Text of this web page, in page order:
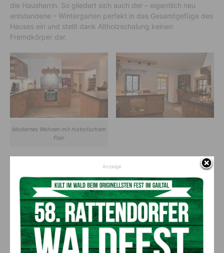
die Hausherrin. So gliedert sich auch der – eigentlich neu
entstandene – Wintergarten perfekt in das Gesamtgefüge des
Hauses ein und stellt dank Altholzschalung keinen
Fremdkörper dar.
Modernes Wohnen mit historischem
Flair
Wow-Effekt mit Altholz
Altes Material gibt ganz anderes Flair und der Trend geht
ohnehin zurück zum Ursprüglichen. Ganz in diesem Sinne sind
Tisch und Küche aus dem Holz der alten Kesn,
kostenschonend und mit unglaublichem Wow-Effekt! Sogar
die Fensterbänke wurden aus Holz aus dem eigenen Wald
Anzeige